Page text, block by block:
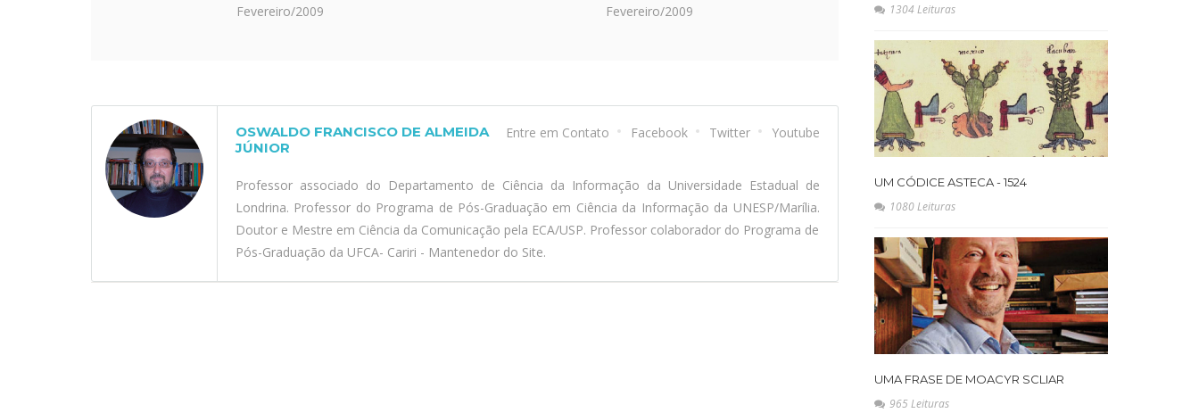
Fevereiro/2009
Fevereiro/2009
Entre em Contato Facebook Twitter Youtube
OSWALDO FRANCISCO DE ALMEIDA
JÚNIOR
Professor associado do Departamento de Ciência da Informação da Universidade Estadual de
Londrina. Professor do Programa de Pós-Graduação em Ciência da Informação da UNESP/Marília.
Doutor e Mestre em Ciência da Comunicação pela ECA/USP. Professor colaborador do Programa de
Pós-Graduação da UFCA- Cariri - Mantenedor do Site.
1304 Leituras
UM CÓDICE ASTECA - 1524
1080 Leituras
UMA FRASE DE MOACYR SCLIAR
965 Leituras